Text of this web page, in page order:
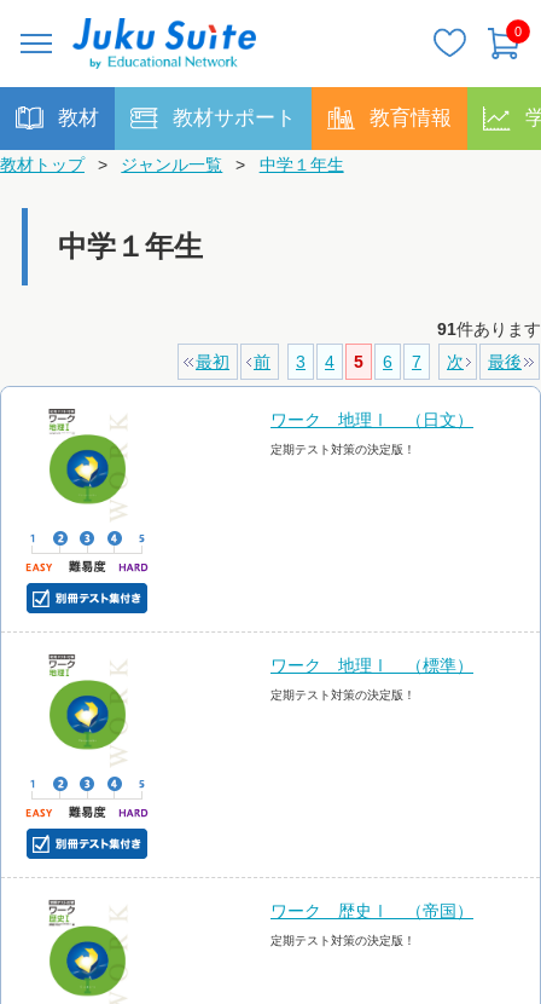
0
教材 教材サポート 教育情報
教材トップ > ジャンル一覧 > 中学１年生
中学１年生
91件あります
最初
前 3 4 5 6 7 次 最後
ワーク 地理Ⅰ （日文）
定期テスト対策の決定版！
ワーク 地理Ⅰ （標準）
定期テスト対策の決定版！
ワーク 歴史Ⅰ （帝国）
定期テスト対策の決定版！